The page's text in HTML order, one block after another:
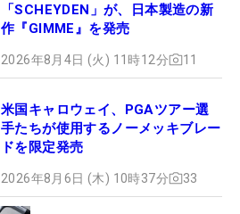
「SCHEYDEN」が、日本製造の新
作『GIMME』を発売
2026年8月4日 (火) 11時12分 11
米国キャロウェイ、PGAツアー選
手たちが使用するノーメッキブレー
ドを限定発売
2026年8月6日 (木) 10時37分 33